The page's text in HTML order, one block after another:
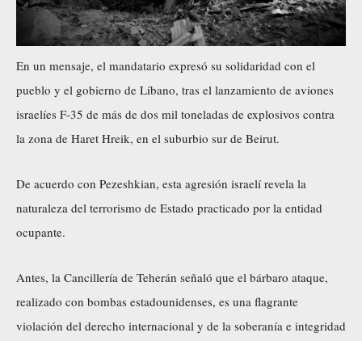
En un mensaje, el mandatario expresó su solidaridad con el
pueblo y el gobierno de Líbano, tras el lanzamiento de aviones
israelíes F-35 de más de dos mil toneladas de explosivos contra
la zona de Haret Hreik, en el suburbio sur de Beirut.
De acuerdo con Pezeshkian, esta agresión israelí revela la
naturaleza del terrorismo de Estado practicado por la entidad
ocupante.
Antes, la Cancillería de Teherán señaló que el bárbaro ataque,
realizado con bombas estadounidenses, es una flagrante
violación del derecho internacional y de la soberanía e integridad